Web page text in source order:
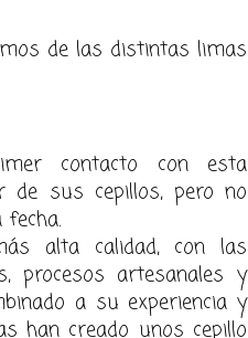
de las distintas limas
contacto con esta
de sus cepillos, pero no
alta calidad, con las
procesos artesanales y
a su experiencia y
han creado unos cepillo